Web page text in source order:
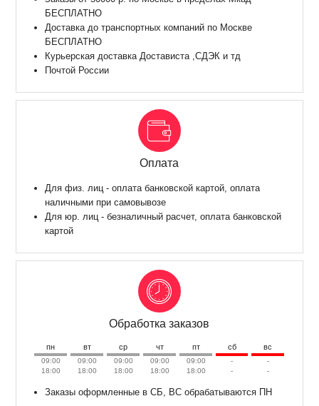
БЕСПЛАТНО
Доставка до транспортных компаний по Москве
БЕСПЛАТНО
Курьерская доставка Достависта ,СДЭК и тд
Почтой России
Оплата
Для физ. лиц - оплата банковской картой, оплата
наличными при самовывозе
Для юр. лиц - безналичный расчет, оплата банковской
картой
Обработка заказов
пн вт ср чт пт сб вс
09:00
18:00
09:00
18:00
09:00
18:00
09:00
18:00
09:00
18:00
-
-
-
-
Заказы оформленные в СБ, ВС обрабатываются ПН